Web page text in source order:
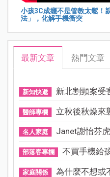
小孩3C成癮不是管教太鬆！
法」，化解手機衝突
最新文章 熱門文章
新知快遞 新北割頸案受
醫師專欄 立秋後秋燥來
名人家庭 Janet謝怡芬
部落客專欄 不買手機給
家庭關係 為什麼不想或